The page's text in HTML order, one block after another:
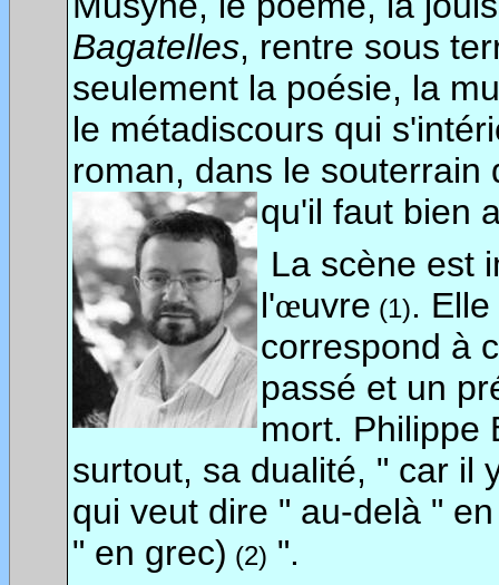
Bagatelles, rentre sous
seulement la poésie, la
le métadiscours qui
roman, dans le souterrain
qu'il faut bien
La scène est
l'œuvre (1).
correspond à
passé et un
mort. Philippe
surtout, sa dualité, " car il
qui veut dire " au-delà "
" en grec) (2) ".